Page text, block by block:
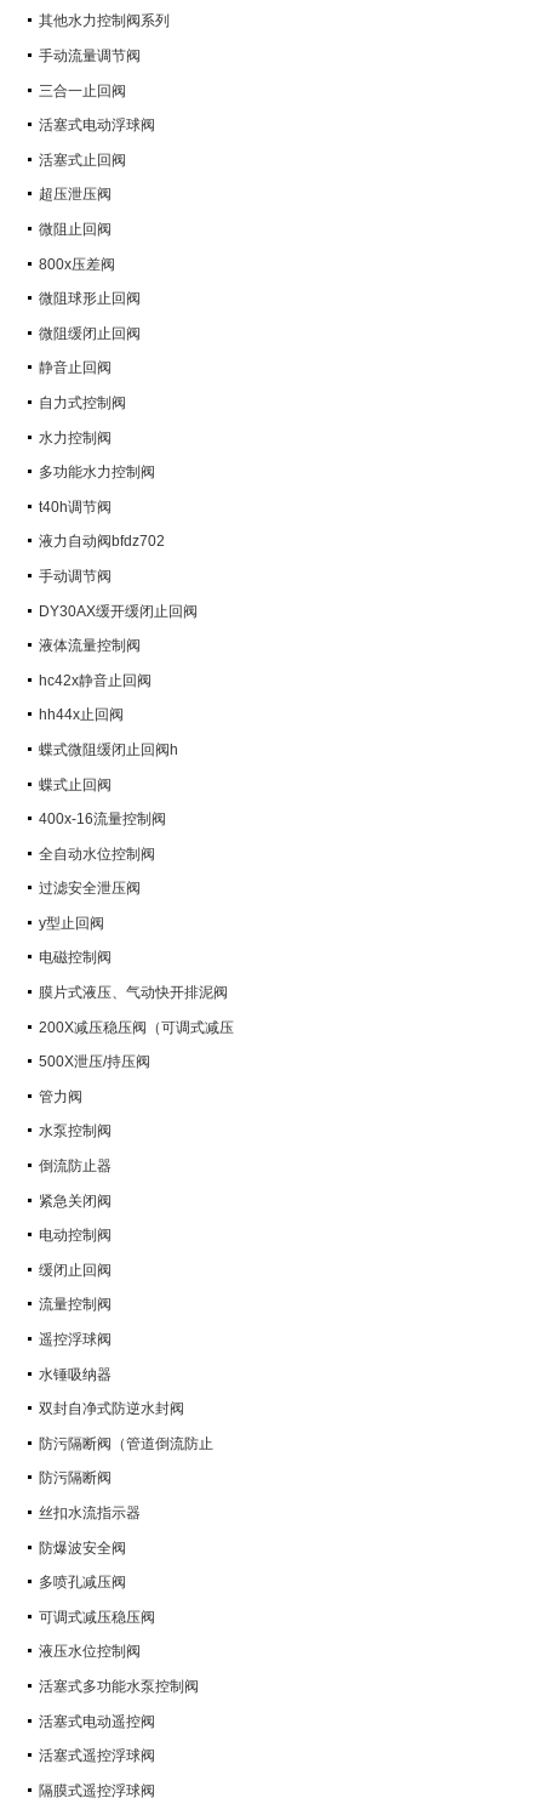
其他水力控制阀系列
手动流量调节阀
三合一止回阀
活塞式电动浮球阀
活塞式止回阀
超压泄压阀
微阻止回阀
800x压差阀
微阻球形止回阀
微阻缓闭止回阀
静音止回阀
自力式控制阀
水力控制阀
多功能水力控制阀
t40h调节阀
液力自动阀bfdz702
手动调节阀
DY30AX缓开缓闭止回阀
液体流量控制阀
hc42x静音止回阀
hh44x止回阀
蝶式微阻缓闭止回阀h
蝶式止回阀
400x-16流量控制阀
全自动水位控制阀
过滤安全泄压阀
y型止回阀
电磁控制阀
膜片式液压、气动快开排泥阀
200X减压稳压阀（可调式减压
阀）
500X泄压/持压阀
管力阀
水泵控制阀
倒流防止器
紧急关闭阀
电动控制阀
缓闭止回阀
流量控制阀
遥控浮球阀
水锤吸纳器
双封自净式防逆水封阀
防污隔断阀（管道倒流防止
防污隔断阀
丝扣水流指示器
防爆波安全阀
多喷孔减压阀
可调式减压稳压阀
液压水位控制阀
活塞式多功能水泵控制阀
活塞式电动遥控阀
活塞式遥控浮球阀
隔膜式遥控浮球阀